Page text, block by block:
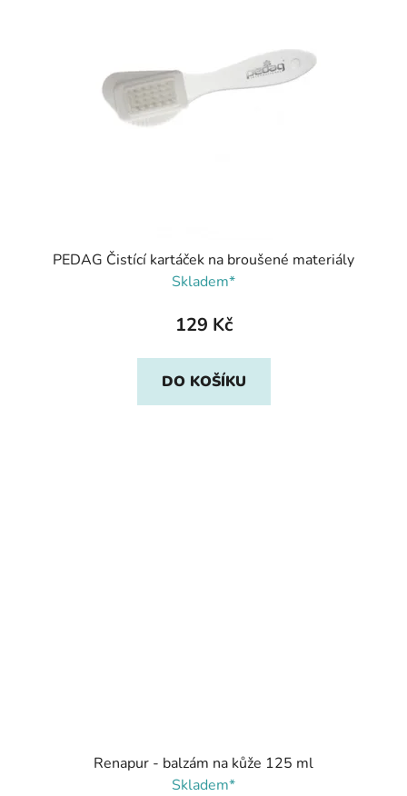
PEDAG Čistící kartáček na broušené materiály
Skladem*
129 Kč
DO KOŠÍKU
Renapur - balzám na kůže 125 ml
Skladem*